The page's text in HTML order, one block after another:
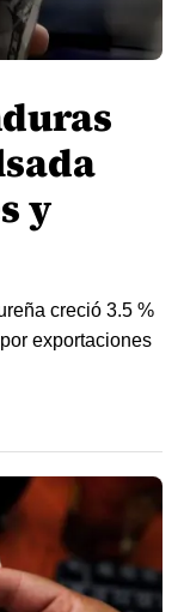
y
creció 3.5 %
exportaciones